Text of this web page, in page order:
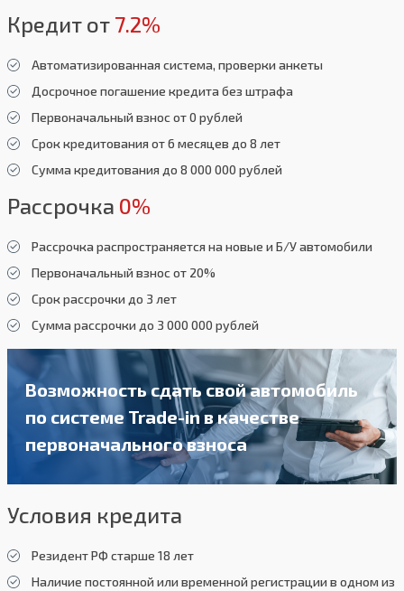
Кредит от 7.2%
Автоматизированная система, проверки анкеты
Досрочное погашение кредита без штрафа
Первоначальный взнос от 0 рублей
Срок кредитования от 6 месяцев до 8 лет
Сумма кредитования до 8 000 000 рублей
Рассрочка 0%
Рассрочка распространяется на новые и Б/У автомобили
Первоначальный взнос от 20%
Срок рассрочки до 3 лет
Сумма рассрочки до 3 000 000 рублей
Возможность сдать свой автомобиль
по системе Trade-in в качестве
первоначального взноса
Условия кредита
Резидент РФ старше 18 лет
Наличие постоянной или временной регистрации в одном из